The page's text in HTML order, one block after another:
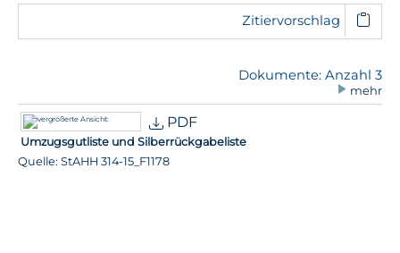
Zitiervorschlag
Dokumente: Anzahl 3
mehr
PDF
Umzugsgutliste und Silberrückgabeliste
Quelle: StAHH 314-15_F1178